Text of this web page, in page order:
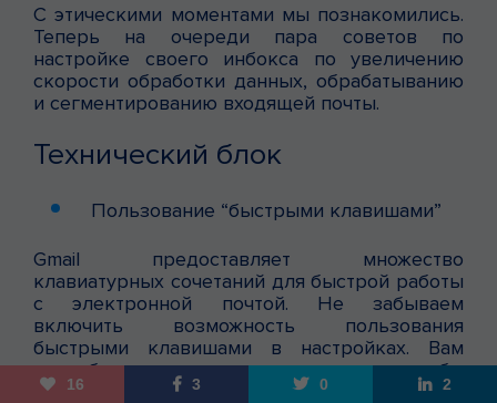
16 3 0 2
C этическими моментами мы познакомились.
Теперь на очереди пара советов по
настройке своего инбокса по увеличению
скорости обработки данных, обрабатыванию
и сегментированию входящей почты.
Технический блок
Пользование “быстрыми клавишами”
Gmail предоставляет множество
клавиатурных сочетаний для быстрой работы
с электронной почтой. Не забываем
включить возможность пользования
быстрыми клавишами в настройках. Вам
потребуется не так много времени, чтобы
приучить себя к их применению: